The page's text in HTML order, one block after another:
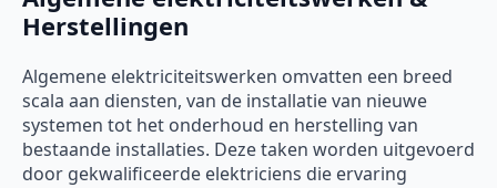
Herstellingen
Algemene elektriciteitswerken omvatten een breed
scala aan diensten, van de installatie van nieuwe
systemen tot het onderhoud en herstelling van
bestaande installaties. Deze taken worden uitgevoerd
door gekwalificeerde elektriciens die ervaring